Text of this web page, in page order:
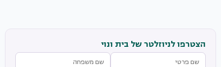
הצטרפו לניוזלטר של בית ונוי